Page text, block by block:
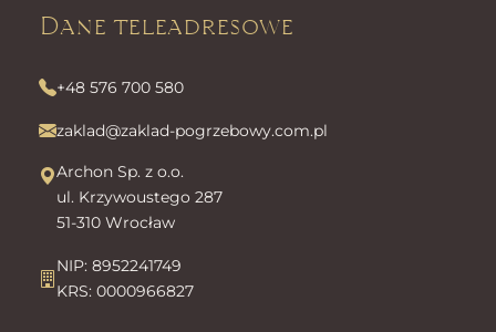
Dane teleadresowe
+48 576 700 580
zaklad@zaklad-pogrzebowy.com.pl
Archon Sp. z o.o.
ul. Krzywoustego 287
51-310 Wrocław
NIP: 8952241749
KRS: 0000966827